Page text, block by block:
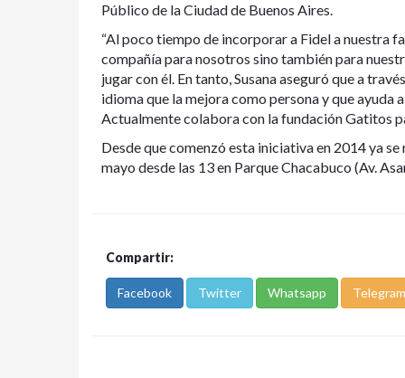
Público de la Ciudad de Buenos Aires.
“Al poco tiempo de incorporar a Fidel a nuestra
compañía para nosotros sino también para
jugar con él. En tanto, Susana aseguró que a
idioma que la mejora como persona y que
Actualmente colabora con la fundación Gatitos
Desde que comenzó esta iniciativa en 2014 ya
mayo desde las 13 en Parque Chacabuco (Av.
Compartir:
Facebook Twitter Whatsapp Telegram